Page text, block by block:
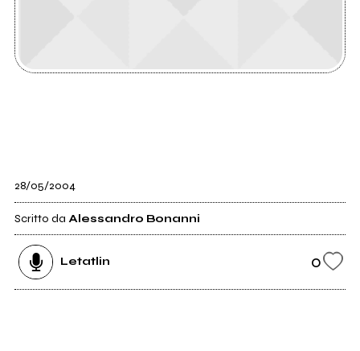
28/05/2004
Scritto da Alessandro Bonanni
Letatlin 0